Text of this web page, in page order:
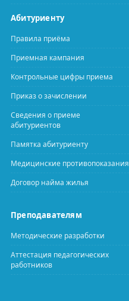
Абитуриенту
Правила приёма
Приемная кампания
Контрольные цифры приема
Приказ о зачислении
Сведения о приеме
абитуриентов
Памятка абитуриенту
Медицинские противопоказания
Договор найма жилья
Преподавателям
Методические разработки
Аттестация педагогических
работников